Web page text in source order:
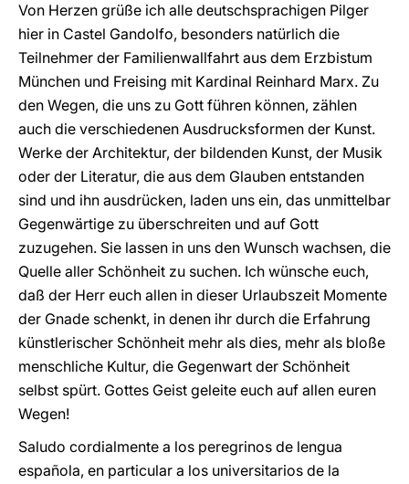
Von Herzen grüße ich alle deutschsprachigen Pilger
hier in Castel Gandolfo, besonders natürlich die
Teilnehmer der Familienwallfahrt aus dem Erzbistum
München und Freising mit Kardinal Reinhard Marx. Zu
den Wegen, die uns zu Gott führen können, zählen
auch die verschiedenen Ausdrucksformen der Kunst.
Werke der Architektur, der bildenden Kunst, der Musik
oder der Literatur, die aus dem Glauben entstanden
sind und ihn ausdrücken, laden uns ein, das unmittelbar
Gegenwärtige zu überschreiten und auf Gott
zuzugehen. Sie lassen in uns den Wunsch wachsen, die
Quelle aller Schönheit zu suchen. Ich wünsche euch,
daß der Herr euch allen in dieser Urlaubszeit Momente
der Gnade schenkt, in denen ihr durch die Erfahrung
künstlerischer Schönheit mehr als dies, mehr als bloße
menschliche Kultur, die Gegenwart der Schönheit
selbst spürt. Gottes Geist geleite euch auf allen euren
Wegen!
Saludo cordialmente a los peregrinos de lengua
española, en particular a los universitarios de la